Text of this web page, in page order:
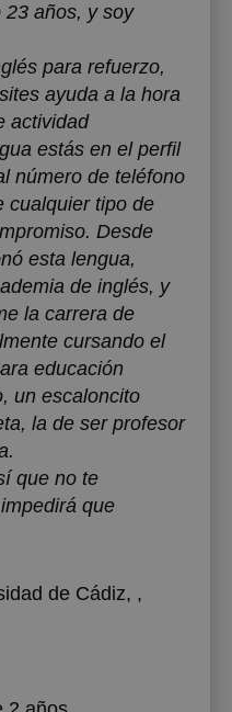
23 años, y soy
para refuerzo,
ayuda a la hora
actividad
estás en el perfil
número de teléfono
cualquier tipo de
Desde
esta lengua,
de inglés, y
la carrera de
cursando el
educación
un escaloncito
la de ser profesor
que no te
que
de Cádiz, ,